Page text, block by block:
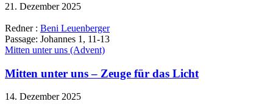
21. Dezember 2025
Redner : Beni Leuenberger
Passage: Johannes 1, 11-13
Mitten unter uns (Advent)
Mitten unter uns – Zeuge für das Licht
14. Dezember 2025